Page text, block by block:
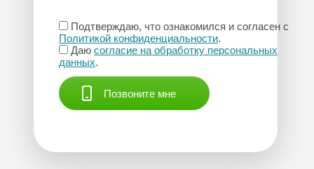
Подтверждаю, что ознакомился и согласен с
Политикой конфиденциальности.
Даю согласие на обработку персональных
данных.
Позвоните мне